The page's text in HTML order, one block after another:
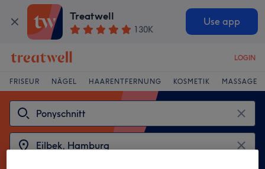
Treatwell
130K
Use app
LOGIN
FRISEUR NÄGEL HAARENTFERNUNG KOSMETIK MASSAGE